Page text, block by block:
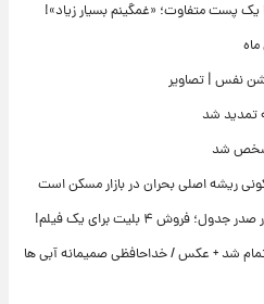
پست متفاوت؛ «غمگینم بسیار زیاد»!
ماه
نفس | تصاویر
تمدید شد
شد
ریشه اصلی بحران در بازار مسکن است
۴ بلیت برای یک فیلم!
تمام شد + عکس / خداحافظی صمیمانه آبی ها